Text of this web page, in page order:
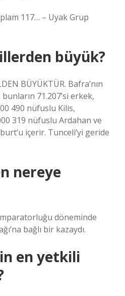
117… – Uyak Grup
büyük?
BÜYÜKTÜR. Bafra’nın
71.207’si erkek,
490 nüfuslu Kilis,
319 nüfuslu Ardahan ve
içerir. Tunceli’yi geride
nereye
döneminde
bağlı bir kazaydı.
en yetkili